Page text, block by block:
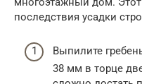
последствия усадки
Выпилите
38 мм в торце